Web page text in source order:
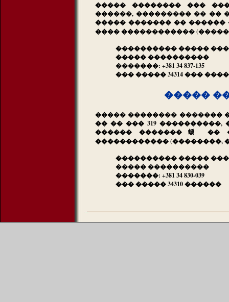
����� �������� ���
������, ��������� �� ��
����� ������� �� ������
���� ������������
���������� �����
����� ����������
�������: +381 34 837-135
��� ����� 34314 ���
�����
����� �������� �������
�� �� ��� 319
������ �������螔 ��
������������ (��������,
���������� �����
����� ����������
�������: +381 34 830-039
��� ����� 34310 ������